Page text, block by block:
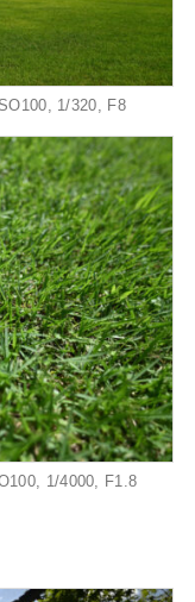
1/320, F8
1/4000, F1.8